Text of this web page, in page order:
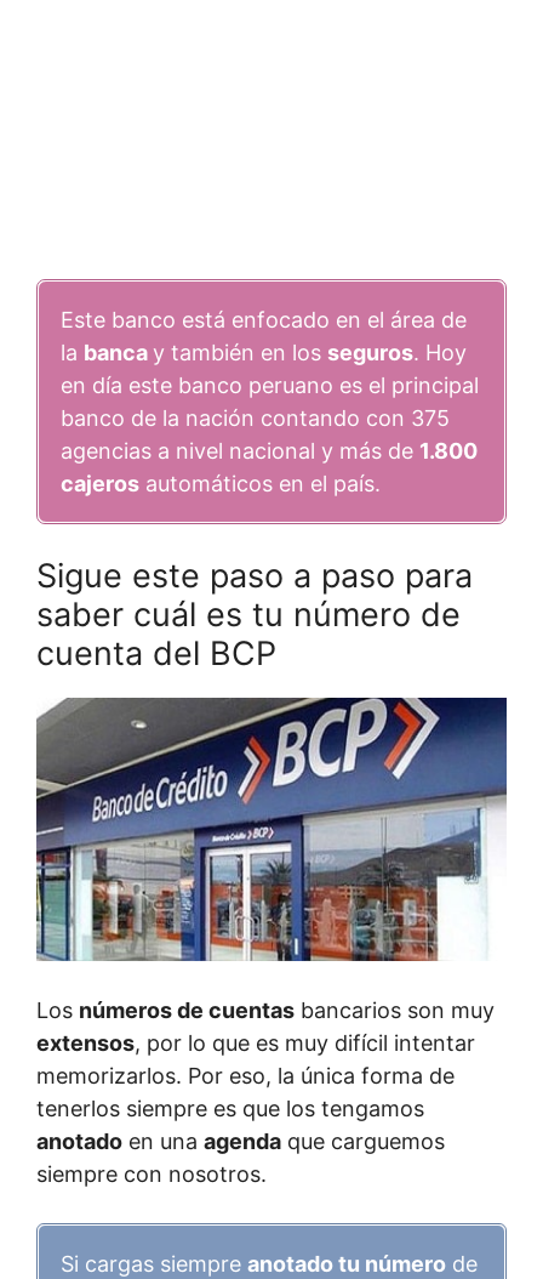
Este banco está enfocado en el área de
la bancay también en los seguros. Hoy
en día este banco peruano es el principal
banco de la nación contando con 375
agencias a nivel nacional y más de 1.800
cajeros automáticos en el país.
Sigue este paso a paso para
saber cuál es tu número de
cuenta del BCP
Los números de cuentas bancarios son muy
extensos, por lo que es muy difícil intentar
memorizarlos. Por eso, la única forma de
tenerlos siempre es que los tengamos
anotado en una agenda que carguemos
siempre con nosotros.
Si cargas siempre anotado tu número de